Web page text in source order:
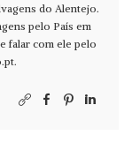
do Alentejo.
pelo País em
falar com ele pelo
.